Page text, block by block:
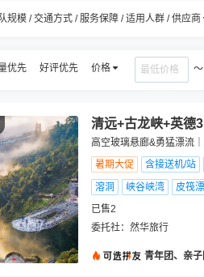
规模 / 交通方式 / 服务保障 / 适用人群 / 供应商
优先 好评优先 价格
清远+古龙峡+英德
高空玻璃悬廊&勇猛漂流
暑期大促
含接送机/站
溶洞
峡谷峡湾
皮筏
已售2
委托社： 然华旅行
青年团、亲